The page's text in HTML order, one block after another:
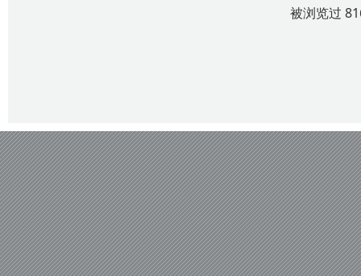
被浏览过